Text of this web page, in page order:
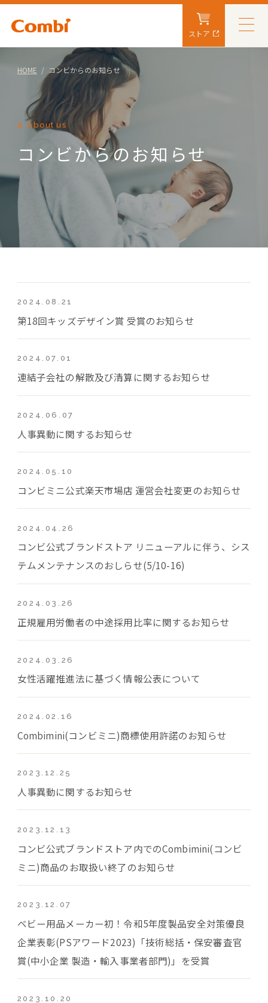
ストア
HOME コンビからのお知らせ
About us
コンビからのお知らせ
2024.08.21
第18回キッズデザイン賞 受賞のお知らせ
2024.07.01
連結子会社の解散及び清算に関するお知らせ
2024.06.07
人事異動に関するお知らせ
2024.05.10
コンビミニ公式楽天市場店 運営会社変更のお知らせ
2024.04.26
コンビ公式ブランドストア リニューアルに伴う、シス
テムメンテナンスのおしらせ(5/10-16)
2024.03.26
正規雇用労働者の中途採用比率に関するお知らせ
2024.03.26
女性活躍推進法に基づく情報公表について
2024.02.16
Combimini(コンビミニ)商標使用許諾のお知らせ
2023.12.25
人事異動に関するお知らせ
2023.12.13
コンビ公式ブランドストア内でのCombimini(コンビ
ミニ)商品のお取扱い終了のお知らせ
2023.12.07
ベビー用品メーカー初！令和5年度製品安全対策優良
企業表彰(PSアワード2023)「技術総括・保安審査官
賞(中小企業 製造・輸入事業者部門)」を受賞
2023.10.20